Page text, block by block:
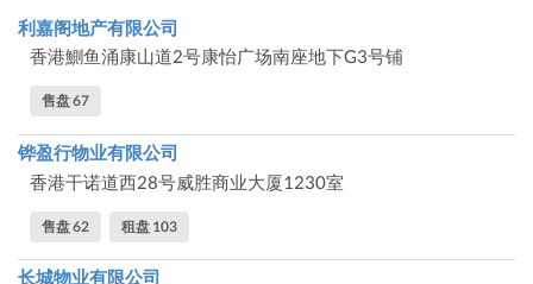
利嘉阁地产有限公司
香港鰂鱼涌康山道2号康怡广场南座地下G3号铺
售盘 67
铧盈行物业有限公司
香港干诺道西28号威胜商业大厦1230室
售盘 62 租盘 103
长城物业有限公司